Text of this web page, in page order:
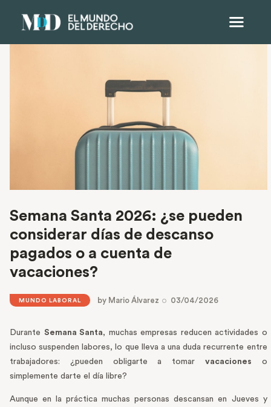
Semana Santa 2026: ¿se pueden
considerar días de descanso
pagados o a cuenta de
vacaciones?
MUNDO LABORAL by Mario Álvarez 03/04/2026
Durante Semana Santa, muchas empresas reducen actividades o
incluso suspenden labores, lo que lleva a una duda recurrente entre
trabajadores: ¿pueden obligarte a tomar vacaciones o
simplemente darte el día libre?
Aunque en la práctica muchas personas descansan en Jueves y